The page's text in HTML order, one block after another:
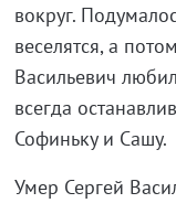
вокруг.
веселятся, а
Васильевич
всегда
Софиньку и Сашу.
Умер Сергей